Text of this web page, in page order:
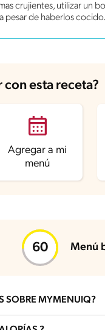
crujientes, utilizar un
pesar de haberlos cocido.
esta receta?
Agregar a mi
menú
Menú
SOBRE MYMENUIQ?